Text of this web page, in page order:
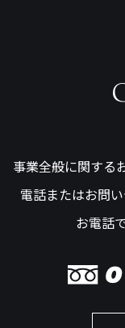
事業全般に関する
電話またはお問
お電話